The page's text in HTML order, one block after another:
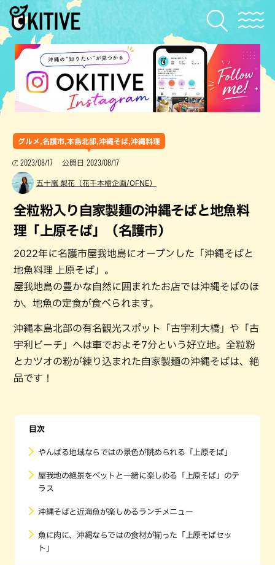
グルメ,名護市,本島北部,沖縄そば,沖縄料理
2023/08/17 公開日 2023/08/17
五十嵐 梨花（花千本槍企画/OFNE）
全粒粉入り自家製麺の沖縄そばと地魚料
理「上原そば」（名護市）
2022年に名護市屋我地島にオープンした「沖縄そばと
地魚料理 上原そば」。
屋我地島の豊かな自然に囲まれたお店では沖縄そばのほ
か、地魚の定食が食べられます。
沖縄本島北部の有名観光スポット「古宇利大橋」や「古
宇利ビーチ」へは車でおよそ7分という好立地。全粒粉
とカツオの粉が練り込まれた自家製麺の沖縄そばは、絶
品です！
目次
やんばる地域ならではの景色が眺められる「上原そば」
屋我地の絶景をペットと一緒に楽しめる「上原そば」のテ
ラス
沖縄そばと近海魚が楽しめるランチメニュー
魚に肉に、沖縄ならではの食材が揃った「上原そばセッ
ト」